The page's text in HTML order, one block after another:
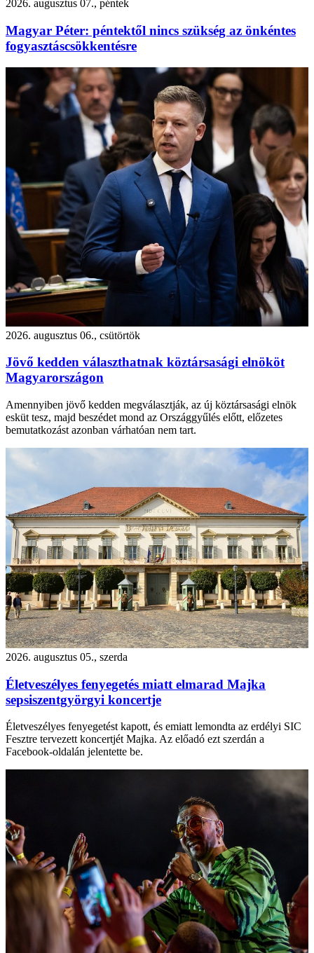
2026. augusztus 07., péntek
Magyar Péter: péntektől nincs szükség az önkéntes
fogyasztáscsökkentésre
2026. augusztus 06., csütörtök
Jövő kedden választhatnak köztársasági elnököt
Magyarországon
Amennyiben jövő kedden megválasztják, az új köztársasági elnök
esküt tesz, majd beszédet mond az Országgyűlés előtt, előzetes
bemutatkozást azonban várhatóan nem tart.
2026. augusztus 05., szerda
Életveszélyes fenyegetés miatt elmarad Majka
sepsiszentgyörgyi koncertje
Életveszélyes fenyegetést kapott, és emiatt lemondta az erdélyi SIC
Fesztre tervezett koncertjét Majka. Az előadó ezt szerdán a
Facebook-oldalán jelentette be.